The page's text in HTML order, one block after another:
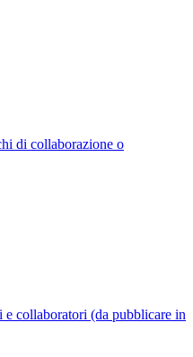
di collaborazione o
e collaboratori (da pubblicare in